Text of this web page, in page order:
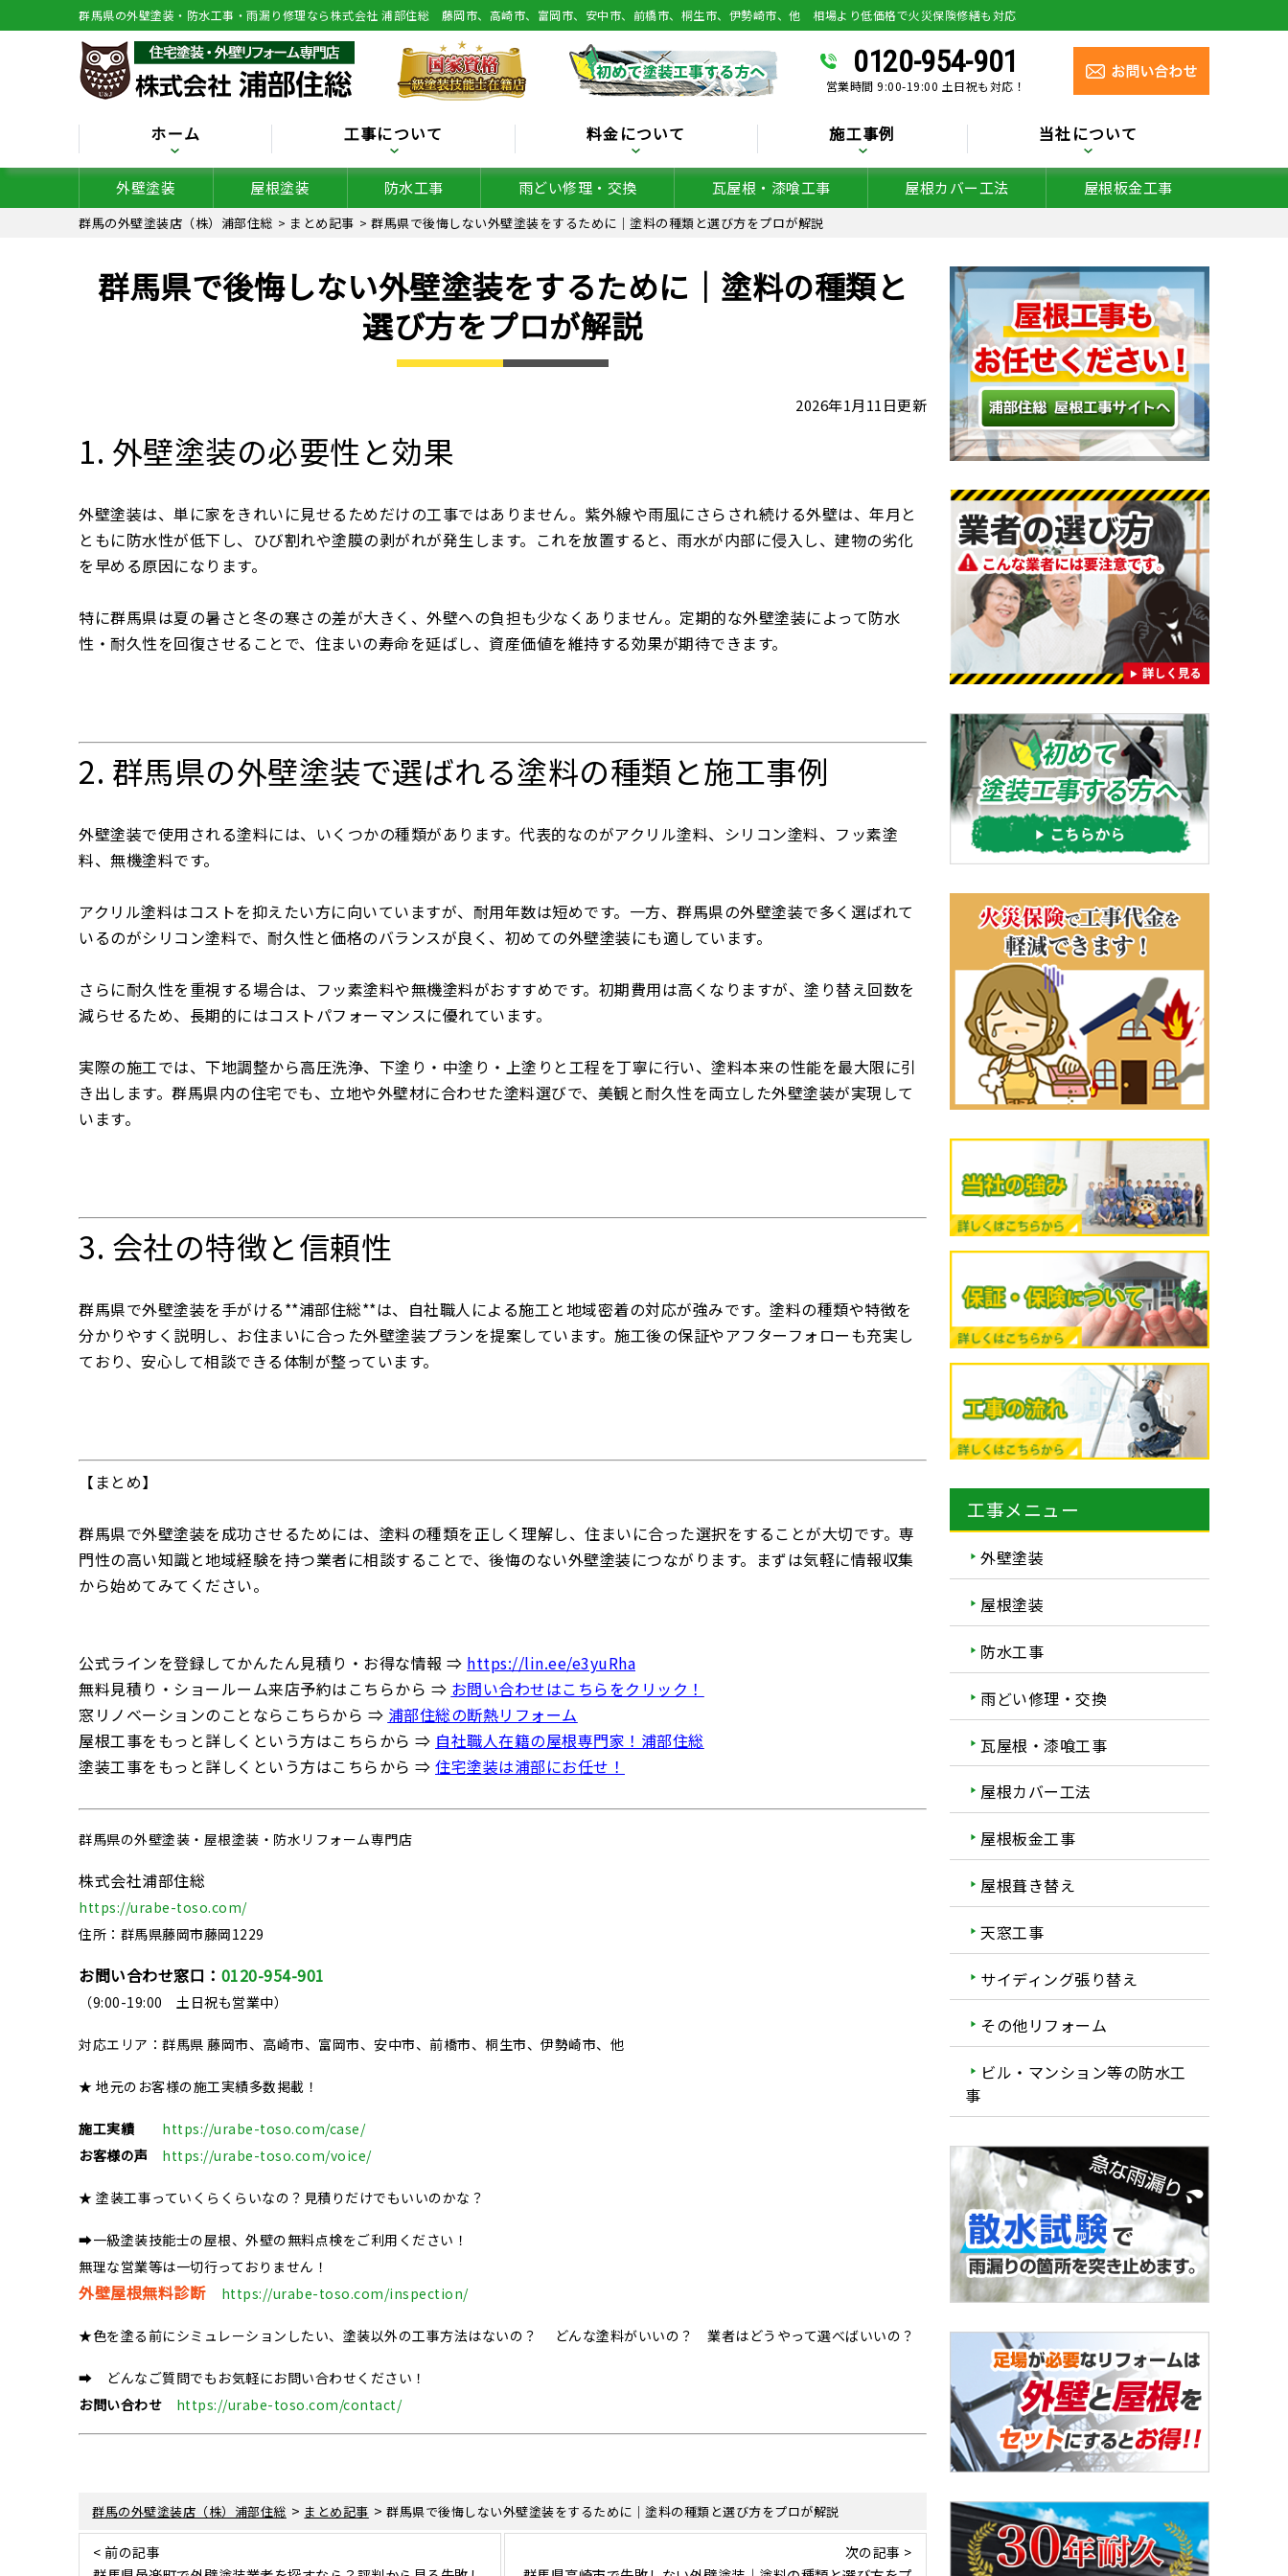
群馬県の外壁塗装・防水工事・雨漏り修理なら株式会社 浦部住総 藤岡市、高崎市、富岡市、安中市、前橋市、桐生市、伊勢崎市、他 相場より低価格で火災保険修繕も対応
0120-954-901
営業時間 9:00-19:00 土日祝も対応！
ホーム 工事について 料金について 施工事例 当社について
外壁塗装 屋根塗装 防水工事 雨どい修理・交換 瓦屋根・漆喰工事 屋根カバー工法 屋根板金工事
群馬の外壁塗装店（株）浦部住総 > まとめ記事 > 群馬県で後悔しない外壁塗装をするために｜塗料の種類と選び方をプロが解説
群馬県で後悔しない外壁塗装をするために｜塗料の種類と
選び方をプロが解説
2026年1月11日更新
1. 外壁塗装の必要性と効果
外壁塗装は、単に家をきれいに見せるためだけの工事ではありません。紫外線や雨風にさらされ続ける外壁は、年月と
ともに防水性が低下し、ひび割れや塗膜の剥がれが発生します。これを放置すると、雨水が内部に侵入し、建物の劣化
を早める原因になります。
特に群馬県は夏の暑さと冬の寒さの差が大きく、外壁への負担も少なくありません。定期的な外壁塗装によって防水
性・耐久性を回復させることで、住まいの寿命を延ばし、資産価値を維持する効果が期待できます。
2. 群馬県の外壁塗装で選ばれる塗料の種類と施工事例
外壁塗装で使用される塗料には、いくつかの種類があります。代表的なのがアクリル塗料、シリコン塗料、フッ素塗
料、無機塗料です。
アクリル塗料はコストを抑えたい方に向いていますが、耐用年数は短めです。一方、群馬県の外壁塗装で多く選ばれて
いるのがシリコン塗料で、耐久性と価格のバランスが良く、初めての外壁塗装にも適しています。
さらに耐久性を重視する場合は、フッ素塗料や無機塗料がおすすめです。初期費用は高くなりますが、塗り替え回数を
減らせるため、長期的にはコストパフォーマンスに優れています。
実際の施工では、下地調整から高圧洗浄、下塗り・中塗り・上塗りと工程を丁寧に行い、塗料本来の性能を最大限に引
き出します。群馬県内の住宅でも、立地や外壁材に合わせた塗料選びで、美観と耐久性を両立した外壁塗装が実現して
います。
3. 会社の特徴と信頼性
群馬県で外壁塗装を手がける**浦部住総**は、自社職人による施工と地域密着の対応が強みです。塗料の種類や特徴を
分かりやすく説明し、お住まいに合った外壁塗装プランを提案しています。施工後の保証やアフターフォローも充実し
ており、安心して相談できる体制が整っています。
【まとめ】
群馬県で外壁塗装を成功させるためには、塗料の種類を正しく理解し、住まいに合った選択をすることが大切です。専
門性の高い知識と地域経験を持つ業者に相談することで、後悔のない外壁塗装につながります。まずは気軽に情報収集
から始めてみてください。
公式ラインを登録してかんたん見積り・お得な情報 ⇒ https://lin.ee/e3yuRha
無料見積り・ショールーム来店予約はこちらから ⇒ お問い合わせはこちらをクリック！
窓リノベーションのことならこちらから ⇒ 浦部住総の断熱リフォーム
屋根工事をもっと詳しくという方はこちらから ⇒ 自社職人在籍の屋根専門家！浦部住総
塗装工事をもっと詳しくという方はこちらから ⇒ 住宅塗装は浦部にお任せ！
群馬県の外壁塗装・屋根塗装・防水リフォーム専門店
株式会社浦部住総
https://urabe-toso.com/
住所：群馬県藤岡市藤岡1229
お問い合わせ窓口： 0120-954-901
（9:00-19:00 土日祝も営業中）
対応エリア：群馬県 藤岡市、高崎市、富岡市、安中市、前橋市、桐生市、伊勢崎市、他
★ 地元のお客様の施工実績多数掲載！
施工実績
https://urabe-toso.com/case/
お客様の声
https://urabe-toso.com/voice/
★ 塗装工事っていくらくらいなの？見積りだけでもいいのかな？
➡一級塗装技能士の屋根、外壁の無料点検をご利用ください！
無理な営業等は一切行っておりません！
外壁屋根無料診断 https://urabe-toso.com/inspection/
★色を塗る前にシミュレーションしたい、塗装以外の工事方法はないの？ どんな塗料がいいの？ 業者はどうやって選べばいいの？
➡ どんなご質問でもお気軽にお問い合わせください！
お問い合わせ
https://urabe-toso.com/contact/
群馬の外壁塗装店（株）浦部住総 > まとめ記事 >群馬県で後悔しない外壁塗装をするために｜塗料の種類と選び方をプロが解説
< 前の記事 次の記事 >
工事メニュー
外壁塗装
屋根塗装
防水工事
雨どい修理・交換
瓦屋根・漆喰工事
屋根カバー工法
屋根板金工事
屋根葺き替え
天窓工事
サイディング張り替え
その他リフォーム
ビル・マンション等の防水工
事